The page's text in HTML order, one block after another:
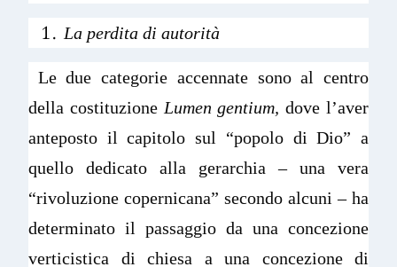
La perdita di autorità
Le due categorie accennate sono al centro
della costituzione Lumen gentium,dove l’aver
anteposto il capitolo sul “popolo di Dio” a
quello dedicato alla gerarchia – una vera
“rivoluzione copernicana” secondo alcuni – ha
determinato il passaggio da una concezione
verticistica di chiesa a una concezione di